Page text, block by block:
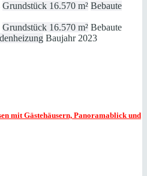
Grundstück 16.570 m² Bebaute
Grundstück 16.570 m² Bebaute
Baujahr 2023
mit Gästehäusern, Panoramablick und